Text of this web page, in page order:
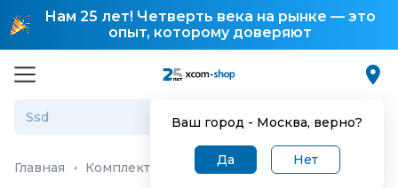
Нам 25 лет! Четверть века на рынке — это
опыт, которому доверяют
Ваш город - Москва, верно?
Да Нет
Главная · Комплектующие для ПК и ноутбуков